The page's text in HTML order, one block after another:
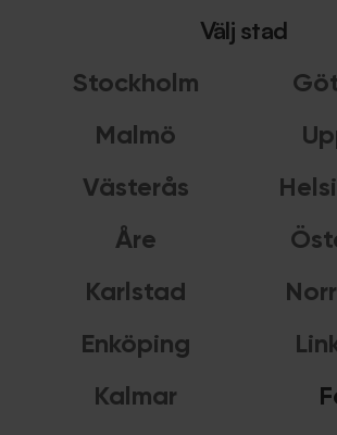
Välj stad
Stockholm
Malmö
Västerås
Åre
Karlstad
Enköping
Kalmar